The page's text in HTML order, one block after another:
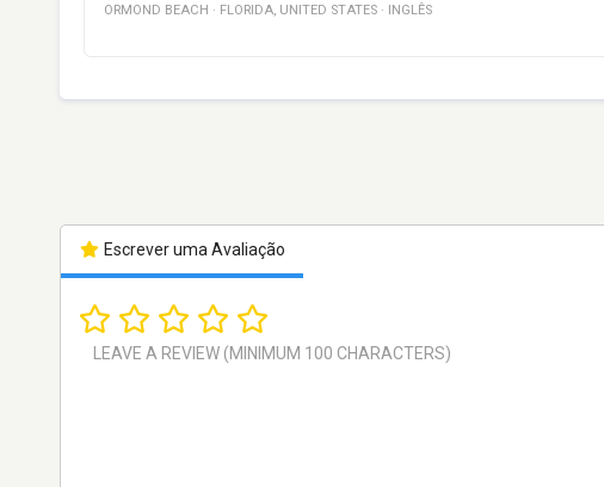
ORMOND BEACH · FLORIDA, UNITED STATES · INGLÊS
Escrever uma Avaliação